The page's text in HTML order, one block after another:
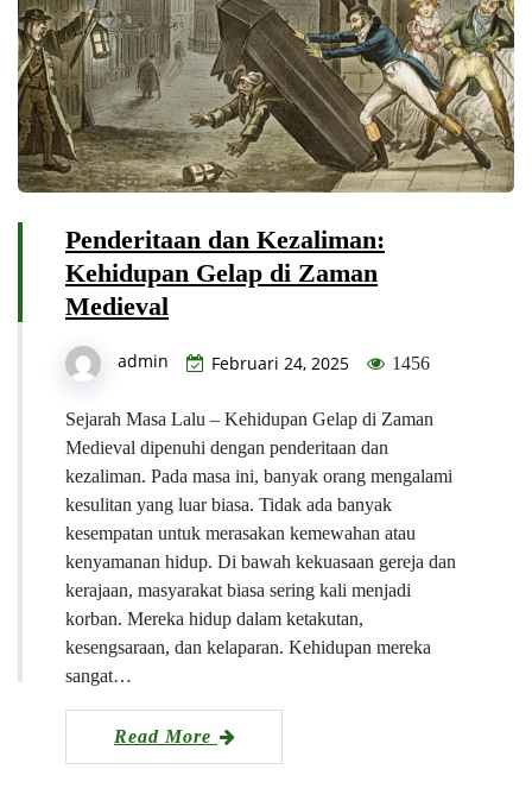
Penderitaan dan Kezaliman:
Kehidupan Gelap di Zaman
Medieval
admin Februari 24, 2025 1456
Sejarah Masa Lalu – Kehidupan Gelap di Zaman
Medieval dipenuhi dengan penderitaan dan
kezaliman. Pada masa ini, banyak orang mengalami
kesulitan yang luar biasa. Tidak ada banyak
kesempatan untuk merasakan kemewahan atau
kenyamanan hidup. Di bawah kekuasaan gereja dan
kerajaan, masyarakat biasa sering kali menjadi
korban. Mereka hidup dalam ketakutan,
kesengsaraan, dan kelaparan. Kehidupan mereka
sangat…
Read More